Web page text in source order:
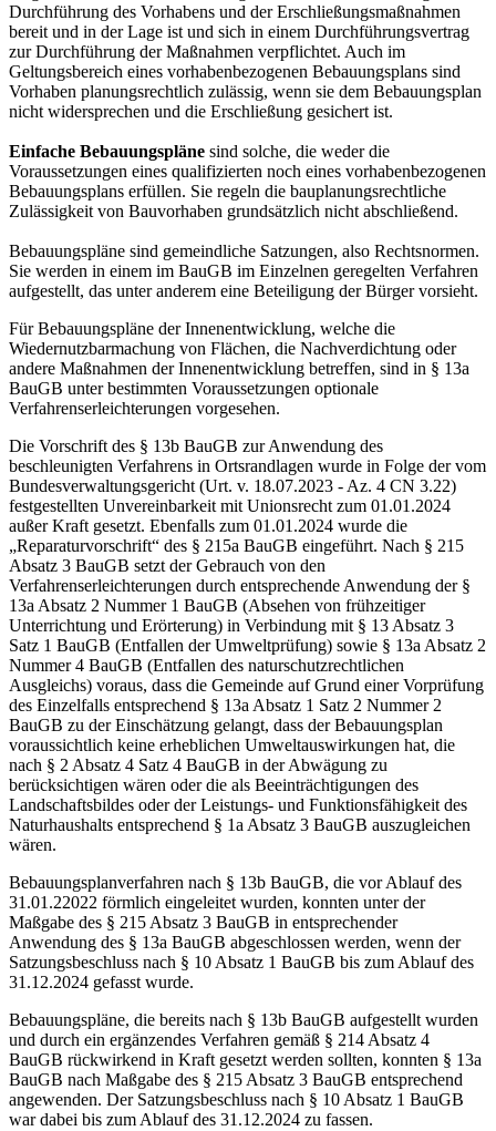
Durchführung des Vorhabens und der Erschließungsmaßnahmen
bereit und in der Lage ist und sich in einem Durchführungsvertrag
zur Durchführung der Maßnahmen verpflichtet. Auch im
Geltungsbereich eines vorhabenbezogenen Bebauungsplans sind
Vorhaben planungsrechtlich zulässig, wenn sie dem Bebauungsplan
nicht widersprechen und die Erschließung gesichert ist.
Einfache Bebauungspläne sind solche, die weder die
Voraussetzungen eines qualifizierten noch eines vorhabenbezogenen
Bebauungsplans erfüllen. Sie regeln die bauplanungsrechtliche
Zulässigkeit von Bauvorhaben grundsätzlich nicht abschließend.
Bebauungspläne sind gemeindliche Satzungen, also Rechtsnormen.
Sie werden in einem im BauGB im Einzelnen geregelten Verfahren
aufgestellt, das unter anderem eine Beteiligung der Bürger vorsieht.
Für Bebauungspläne der Innenentwicklung, welche die
Wiedernutzbarmachung von Flächen, die Nachverdichtung oder
andere Maßnahmen der Innenentwicklung betreffen, sind in § 13a
BauGB unter bestimmten Voraussetzungen optionale
Verfahrenserleichterungen vorgesehen.
Die Vorschrift des § 13b BauGB zur Anwendung des
beschleunigten Verfahrens in Ortsrandlagen wurde in Folge der vom
Bundesverwaltungsgericht (Urt. v. 18.07.2023 - Az. 4 CN 3.22)
festgestellten Unvereinbarkeit mit Unionsrecht zum 01.01.2024
außer Kraft gesetzt. Ebenfalls zum 01.01.2024 wurde die
„Reparaturvorschrift“ des § 215a BauGB eingeführt. Nach § 215
Absatz 3 BauGB setzt der Gebrauch von den
Verfahrenserleichterungen durch entsprechende Anwendung der §
13a Absatz 2 Nummer 1 BauGB (Absehen von frühzeitiger
Unterrichtung und Erörterung) in Verbindung mit § 13 Absatz 3
Satz 1 BauGB (Entfallen der Umweltprüfung) sowie § 13a Absatz 2
Nummer 4 BauGB (Entfallen des naturschutzrechtlichen
Ausgleichs) voraus, dass die Gemeinde auf Grund einer Vorprüfung
des Einzelfalls entsprechend § 13a Absatz 1 Satz 2 Nummer 2
BauGB zu der Einschätzung gelangt, dass der Bebauungsplan
voraussichtlich keine erheblichen Umweltauswirkungen hat, die
nach § 2 Absatz 4 Satz 4 BauGB in der Abwägung zu
berücksichtigen wären oder die als Beeinträchtigungen des
Landschaftsbildes oder der Leistungs- und Funktionsfähigkeit des
Naturhaushalts entsprechend § 1a Absatz 3 BauGB auszugleichen
wären.
Bebauungsplanverfahren nach § 13b BauGB, die vor Ablauf des
31.01.22022 förmlich eingeleitet wurden, konnten unter der
Maßgabe des § 215 Absatz 3 BauGB in entsprechender
Anwendung des § 13a BauGB abgeschlossen werden, wenn der
Satzungsbeschluss nach § 10 Absatz 1 BauGB bis zum Ablauf des
31.12.2024 gefasst wurde.
Bebauungspläne, die bereits nach § 13b BauGB aufgestellt wurden
und durch ein ergänzendes Verfahren gemäß § 214 Absatz 4
BauGB rückwirkend in Kraft gesetzt werden sollten, konnten § 13a
BauGB nach Maßgabe des § 215 Absatz 3 BauGB entsprechend
angewenden. Der Satzungsbeschluss nach § 10 Absatz 1 BauGB
war dabei bis zum Ablauf des 31.12.2024 zu fassen.